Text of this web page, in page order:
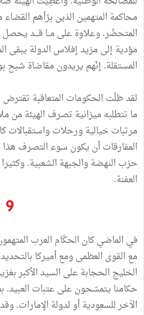
محاكمة المتهمين الذين برّأهم
المتحضّر. وعلاوة على مــا قـــد
مؤدية إلى مزيد إفلاس الدولة يبقى
المستقلة. إنّهم يريدون مقاضاة شبح
لقد ظلّت الحكومات المتعاقبة
ما تتطلبه ميزانية تصرف الهيئة من
مرتبات خيالية ورحلات واستقبالات
المفارقات أن يكون سوء التصرف
حزب النهضة والجبهة الشعبية.
العفنة.
9
في الماضي كان الحكّام العرب
مع القوى العظمى ومع أميركا
الخليج الحجابة على السيد الأكبر
حكامنا يتمسّحون على عتبات العبيد.
الآخر للسعودية أو لدولة الإمارات.